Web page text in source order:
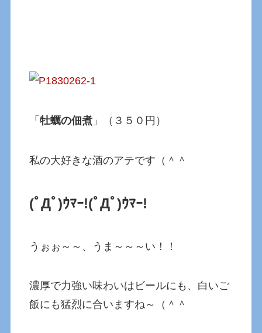
「牡蠣の佃煮 」（３５０円）
私の大好きな酒のアテです（＾＾
(ﾟДﾟ)ｳﾏｰ!(ﾟДﾟ)ｳﾏｰ!
うぉぉ～～、うま～～～い！！
濃厚で力強い味わいはビールにも、白いご
飯にも猛烈に合いますね～（＾＾